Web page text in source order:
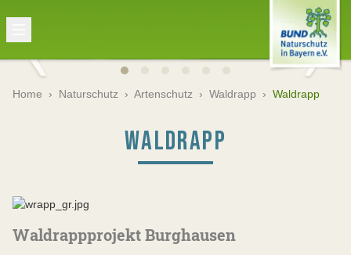
Home › Naturschutz › Artenschutz › Waldrapp › Waldrapp
WALDRAPP
Waldrappprojekt Burghausen